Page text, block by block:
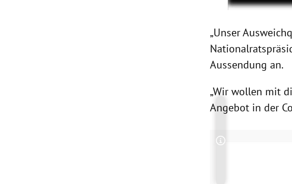
„Unser
Aussendung an.
„Wir wollen mit
Angebot in der
Copyright-